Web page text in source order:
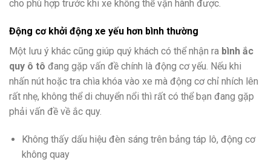
cho phù hợp trước khi xe không thể vận hành được.
Động cơ khởi động xe yếu hơn bình thường
Một lưu ý khác cũng giúp quý khách có thể nhận ra bình ắc
quy ô tô đang gặp vấn đề chính là động cơ yếu. Nếu khi
nhấn nút hoặc tra chìa khóa vào xe mà động cơ chỉ nhích lên
rất nhẹ, không thể di chuyển nổi thì rất có thể bạn đang gặp
phải vấn đề về ắc quy.
Không thấy dấu hiệu đèn sáng trên bảng táp lô, động cơ
không quay